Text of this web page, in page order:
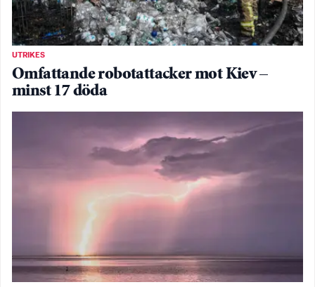
UTRIKES
Omfattande robotattacker mot Kiev –
minst 17 döda